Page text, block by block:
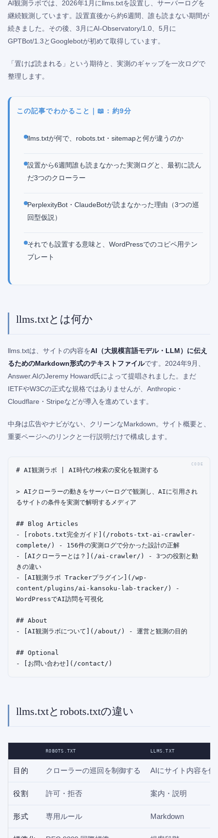
AI観測ラボでは、2026年1月にllms.txtを設置し、サーバーログを
継続観測しています。設置直後から約6週間、誰も読まない期間が
続きました。その後、3月にAI-Observatory/1.0、5月に
GPTBot/1.3とGooglebotが初めて取得しています。
「置けば読まれる」という期待と、実測のギャップを一次ログで
整理します。
この記事でわかること｜📖：約9分
llms.txtが何で、robots.txt・sitemapと何が違うのか
設置から6週間誰も読まなかった実測ログと、最初に読ん
だ3つのクローラー
PerplexityBot・ClaudeBotが読まなかった理由（3つの巡
回型仮説）
それでも設置する意味と、WordPressでのコピペ用テン
プレート
llms.txtとは何か
llms.txtは、サイトの内容をAI（大規模言語モデル・LLM）に伝え
るためのMarkdown形式のテキストファイルです。2024年9月、
Answer.AIのJeremy Howard氏によって提唱されました。まだ
IETFやW3Cの正式な規格ではありませんが、Anthropic・
Cloudflare・Stripeなどが導入を進めています。
中身は広告やナビがない、クリーンなMarkdown。サイト概要と、
重要ページへのリンクと一行説明だけで構成します。
# AI観測ラボ | AI時代の検索の変化を観測する
> AIクローラーの動きをサーバーログで観測し、AIに引用され
るサイトの条件を実測で解明するメディア
## Blog Articles
- [robots.txt完全ガイド](/robots-txt-ai-crawler-
complete/) - 156件の実測ログで分かった設計の正解
- [AIクローラーとは？](/ai-crawler/) - 3つの役割と動
きの違い
- [AI観測ラボ Trackerプラグイン](/wp-
content/plugins/ai-kansoku-lab-tracker/) -
WordPressでAI訪問を可視化
## About
- [AI観測ラボについて](/about/) - 運営と観測の目的
## Optional
llms.txtとrobots.txtの違い
ROBOTS.TXT LLMS.TXT
目的 クローラーの巡回を制御する AIにサイト内容を伝
役割 許可・拒否 案内・説明
形式 専用ルール Markdown